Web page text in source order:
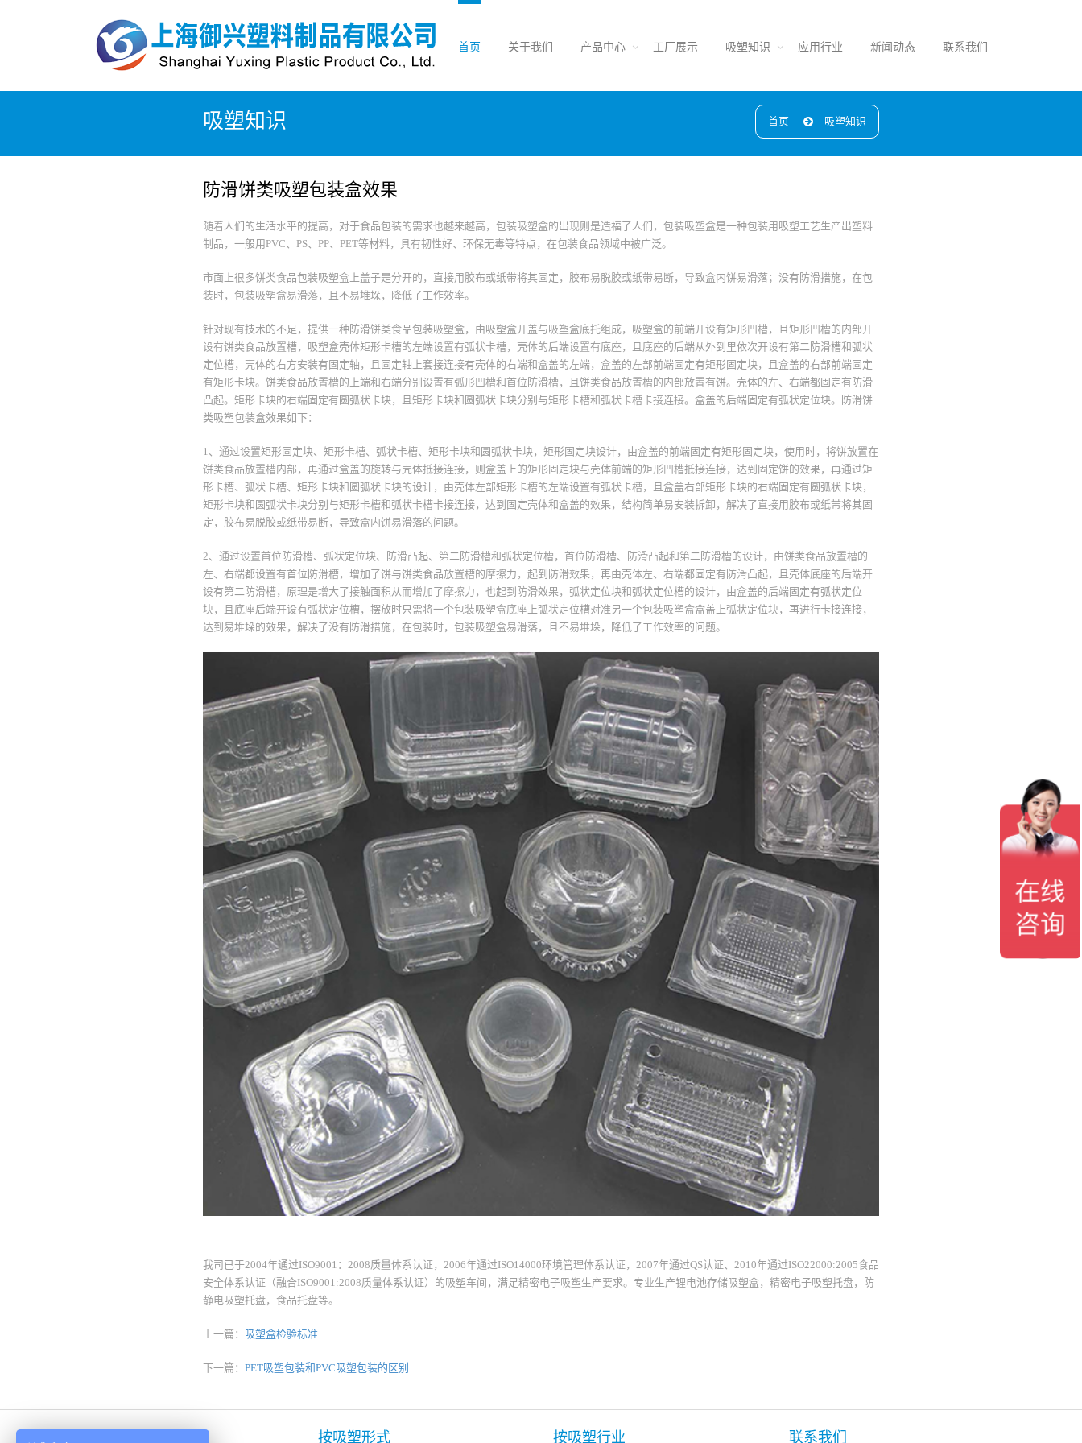
首页 关于我们 产品中心 工厂展示 吸塑知识 应用行业 新闻动态 联系我们
吸塑知识 首页 吸塑知识
防滑饼类吸塑包装盒效果
随着人们的生活水平的提高，对于食品包装的需求也越来越高，包装吸塑盒的出现则是造福了人们，包装吸塑盒是一种包装用吸塑工艺生产出塑料
制品，一般用PVC、PS、PP、PET等材料，具有韧性好、环保无毒等特点，在包装食品领域中被广泛。
市面上很多饼类食品包装吸塑盒上盖子是分开的，直接用胶布或纸带将其固定，胶布易脱胶或纸带易断，导致盒内饼易滑落；没有防滑措施，在包
装时，包装吸塑盒易滑落，且不易堆垛，降低了工作效率。
针对现有技术的不足，提供一种防滑饼类食品包装吸塑盒，由吸塑盒开盖与吸塑盒底托组成，吸塑盒的前端开设有矩形凹槽，且矩形凹槽的内部开
设有饼类食品放置槽，吸塑盒壳体矩形卡槽的左端设置有弧状卡槽，壳体的后端设置有底座，且底座的后端从外到里依次开设有第二防滑槽和弧状
定位槽，壳体的右方安装有固定轴，且固定轴上套接连接有壳体的右端和盒盖的左端，盒盖的左部前端固定有矩形固定块，且盒盖的右部前端固定
有矩形卡块。饼类食品放置槽的上端和右端分别设置有弧形凹槽和首位防滑槽，且饼类食品放置槽的内部放置有饼。壳体的左、右端都固定有防滑
凸起。矩形卡块的右端固定有圆弧状卡块，且矩形卡块和圆弧状卡块分别与矩形卡槽和弧状卡槽卡接连接。盒盖的后端固定有弧状定位块。防滑饼
类吸塑包装盒效果如下：
1、通过设置矩形固定块、矩形卡槽、弧状卡槽、矩形卡块和圆弧状卡块，矩形固定块设计，由盒盖的前端固定有矩形固定块，使用时，将饼放置在
饼类食品放置槽内部，再通过盒盖的旋转与壳体抵接连接，则盒盖上的矩形固定块与壳体前端的矩形凹槽抵接连接，达到固定饼的效果，再通过矩
形卡槽、弧状卡槽、矩形卡块和圆弧状卡块的设计，由壳体左部矩形卡槽的左端设置有弧状卡槽，且盒盖右部矩形卡块的右端固定有圆弧状卡块，
矩形卡块和圆弧状卡块分别与矩形卡槽和弧状卡槽卡接连接，达到固定壳体和盒盖的效果，结构简单易安装拆卸，解决了直接用胶布或纸带将其固
定，胶布易脱胶或纸带易断，导致盒内饼易滑落的问题。
2、通过设置首位防滑槽、弧状定位块、防滑凸起、第二防滑槽和弧状定位槽，首位防滑槽、防滑凸起和第二防滑槽的设计，由饼类食品放置槽的
左、右端都设置有首位防滑槽，增加了饼与饼类食品放置槽的摩擦力，起到防滑效果，再由壳体左、右端都固定有防滑凸起，且壳体底座的后端开
设有第二防滑槽，原理是增大了接触面积从而增加了摩擦力，也起到防滑效果，弧状定位块和弧状定位槽的设计，由盒盖的后端固定有弧状定位
块，且底座后端开设有弧状定位槽，摆放时只需将一个包装吸塑盒底座上弧状定位槽对准另一个包装吸塑盒盒盖上弧状定位块，再进行卡接连接，
达到易堆垛的效果，解决了没有防滑措施，在包装时，包装吸塑盒易滑落，且不易堆垛，降低了工作效率的问题。
我司已于2004年通过ISO9001：2008质量体系认证，2006年通过ISO14000环境管理体系认证，2007年通过QS认证、2010年通过ISO22000:2005食品
安全体系认证（融合ISO9001:2008质量体系认证）的吸塑车间，满足精密电子吸塑生产要求。专业生产锂电池存储吸塑盒，精密电子吸塑托盘，防
静电吸塑托盘，食品托盘等。
上一篇： 吸塑盒检验标准
下一篇： PET吸塑包装和PVC吸塑包装的区别
按吸塑形式 按吸塑行业 联系我们